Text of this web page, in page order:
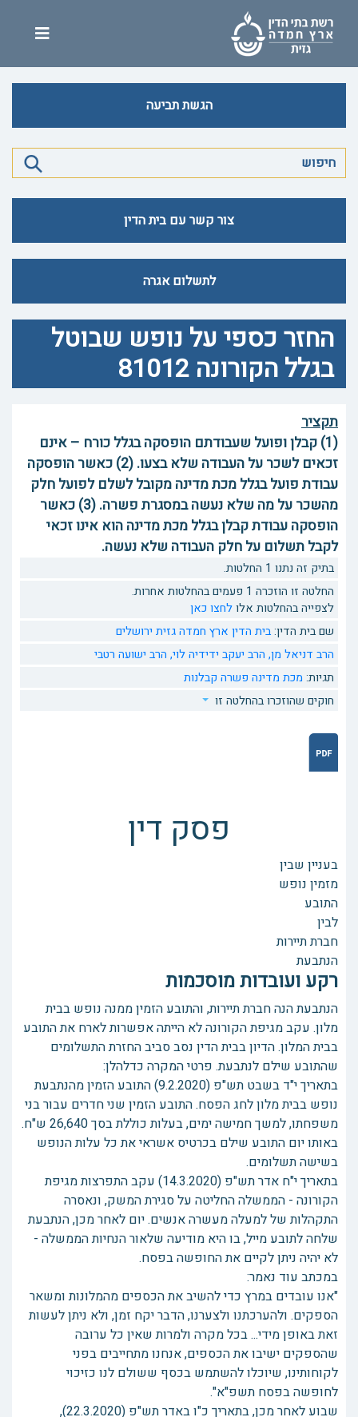
הגשת תביעה
צור קשר עם בית הדין
לתשלום אגרה
החזר כספי על נופש שבוטל
בגלל הקורונה 81012
תקציר
(1) קבלן ופועל שעבודתם הופסקה בגלל כורח – אינם
זכאים לשכר על העבודה שלא בצעו. (2) כאשר הופסקה
עבודת פועל בגלל מכת מדינה מקובל לשלם לפועל חלק
מהשכר על מה שלא נעשה במסגרת פשרה. (3) כאשר
הופסקה עבודת קבלן בגלל מכת מדינה הוא אינו זכאי
לקבל תשלום על חלק העבודה שלא נעשה.
בתיק זה נתנו 1 החלטות.
החלטה זו הוזכרה 1 פעמים בהחלטות אחרות.
לצפייה בהחלטות אלולחצו כאן
שם בית הדין:בית הדין ארץ חמדה גזית ירושלים
הרב דניאל מן, הרב יעקב ידידיה לוי, הרב ישועה רטבי
תגיות: מכת מדינה פשרה קבלנות
חוקים שהוזכרו בהחלטה זו
פסק דין
בעניין שבין
מזמין נופש
התובע
לבין
חברת תיירות
הנתבעת
רקע ועובדות מוסכמות
הנתבעת הנה חברת תיירות, והתובע הזמין ממנה נופש בבית
מלון. עקב מגיפת הקורונה לא הייתה אפשרות לארח את התובע
בבית המלון. הדיון בבית הדין נסב סביב החזרת התשלומים
שהתובע שילם לנתבעת. פרטי המקרה כדלהלן:
בתאריך י"ד בשבט תש"פ (9.2.2020) התובע הזמין מהנתבעת
נופש בבית מלון לחג הפסח. התובע הזמין שני חדרים עבור בני
משפחתו, למשך חמישה ימים, בעלות כוללת בסך 26,640 ש"ח.
באותו יום התובע שילם בכרטיס אשראי את כל עלות הנופש
בשישה תשלומים.
בתאריך י"ח אדר תש"פ (14.3.2020) עקב התפרצות מגיפת
הקורונה - הממשלה החליטה על סגירת המשק, ונאסרה
התקהלות של למעלה מעשרה אנשים. יום לאחר מכן, הנתבעת
שלחה לתובע מייל, בו היא מודיעה שלאור הנחיות הממשלה -
לא יהיה ניתן לקיים את החופשה בפסח.
במכתב עוד נאמר:
"אנו עובדים במרץ כדי להשיב את הכספים מהמלונות ומשאר
הספקים. ולהערכתנו ולצערנו, הדבר יקח זמן, ולא ניתן לעשות
זאת באופן מידי... בכל מקרה ולמרות שאין כל ערובה
שהספקים ישיבו את הכספים, אנחנו מתחייבים בפני
לקוחותינו, שיוכלו להשתמש בכסף ששולם לנו כזיכוי
לחופשה בפסח תשפ"א".
שבוע לאחר מכן, בתאריך כ"ו באדר תש"פ (22.3.2020),